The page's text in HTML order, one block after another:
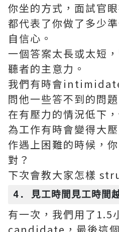
你坐的方式，面試官
都代表了你做了多少
自信心。
一個答案太長或太短
聽者的主意力。
我們有時會
問他一些答不到的問
在有壓力的情況低下
為工作有時會變得大
作遇上困難的時候，
對？
下次會教大家怎樣
4. 見工時間見工時間
有一次，我們用了1.5